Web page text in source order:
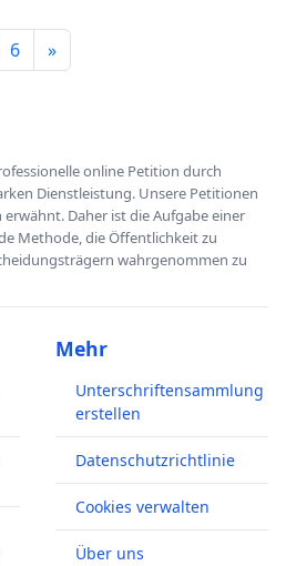
6 »
online Petition durch
Dienstleistung. Unsere Petitionen
Daher ist die Aufgabe einer
Methode, die Öffentlichkeit zu
wahrgenommen zu
Mehr
Unterschriftensammlung
erstellen
Datenschutzrichtlinie
Cookies verwalten
Über uns